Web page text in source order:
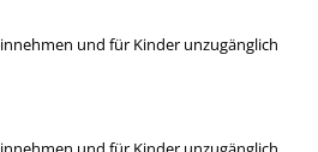
und für Kinder unzugänglich